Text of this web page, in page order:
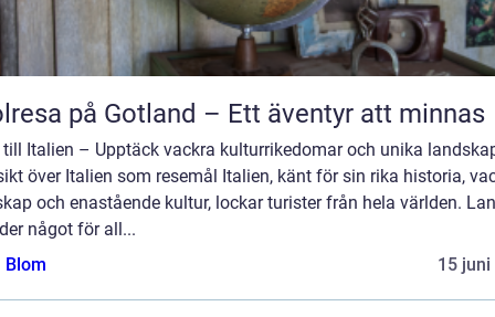
på Gotland – Ett äventyr att minnas
till Italien – Upptäck vackra kulturrikedomar och unika
över Italien som resemål Italien, känt för sin rika historia,
och enastående kultur, lockar turister från hela världen.
något för all...
Blom
15 juni